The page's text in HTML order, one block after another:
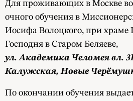
Для проживающих в Москве
очного обучения в
Иосифа Волоцкого, при храме
Господня в Старом Беляеве,
ул. Академика Челомея вл.
Калужская, Новые
По окончании обучения